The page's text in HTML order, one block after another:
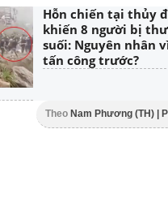
Hỗn chiến tại thủy
khiến 8 người bị
suối: Nguyên nhân
tấn công trước?
Theo Nam Phương (TH) |